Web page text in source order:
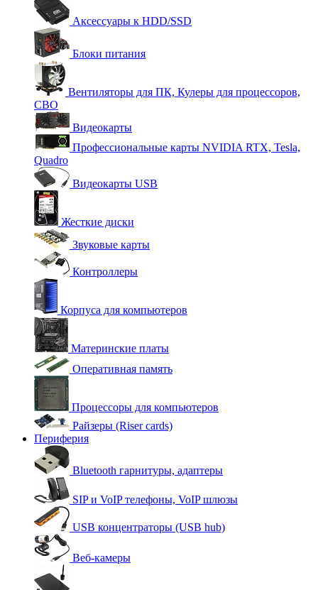
Аксессуары к HDD/SSD
Блоки питания
Вентиляторы для ПК, Кулеры для процессоров,
СВО
Видеокарты
Профессиональные карты NVIDIA RTX, Tesla,
Quadro
Видеокарты USB
Жесткие диски
Звуковые карты
Контроллеры
Корпуса для компьютеров
Материнские платы
Оперативная память
Процессоры для компьютеров
Райзеры (Riser cards)
Периферия
Bluetooth гарнитуры, адаптеры
SIP и VoIP телефоны, VoIP шлюзы
USB концентраторы (USB hub)
Веб-камеры